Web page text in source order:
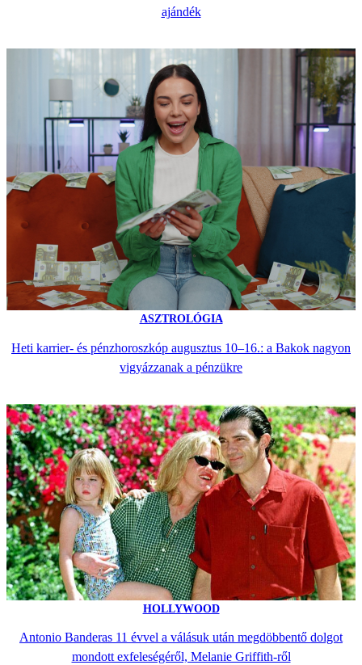
ajándék
ASZTROLÓGIA
Heti karrier- és pénzhoroszkóp augusztus 10–16.: a Bakok nagyon
vigyázzanak a pénzükre
HOLLYWOOD
Antonio Banderas 11 évvel a válásuk után megdöbbentő dolgot
mondott exfeleségéről, Melanie Griffith-ről